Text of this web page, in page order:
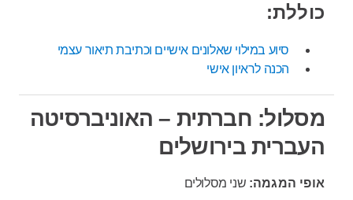
כוללת:
סיוע במילוי שאלונים אישיים וכתיבת תיאור עצמי
הכנה לראיון אישי
מסלול: חברתית – האוניברסיטה
העברית בירושלים
אופי המגמה: שני מסלולים